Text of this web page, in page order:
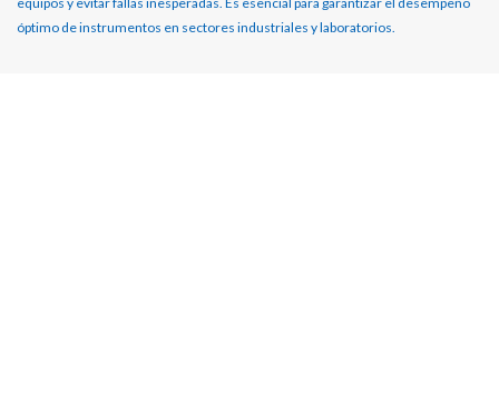
óptimo de instrumentos en sectores industriales y laboratorios.